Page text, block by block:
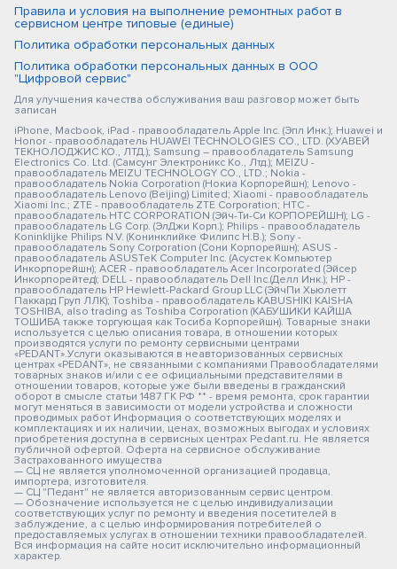
Правила и условия на выполнение ремонтных работ в
сервисном центре типовые (единые)
Политика обработки персональных данных
Политика обработки персональных данных в ООО
"Цифровой сервис"
Для улучшения качества обслуживания ваш разговор может быть
записан
iPhone, Macbook, iPad - правообладатель Apple Inc. (Эпл Инк.); Huawei и
Honor - правообладатель HUAWEI TECHNOLOGIES CO., LTD. (ХУАВЕЙ
ТЕКНОЛОДЖИС КО., ЛТД.); Samsung – правообладатель Samsung
Electronics Co. Ltd. (Самсунг Электроникс Ко., Лтд.); MEIZU -
правообладатель MEIZU TECHNOLOGY CO., LTD.; Nokia -
правообладатель Nokia Corporation (Нокиа Корпорейшн); Lenovo -
правообладатель Lenovo (Beijing) Limited; Xiaomi - правообладатель
Xiaomi Inc.; ZTE - правообладатель ZTE Corporation; HTC -
правообладатель HTC CORPORATION (Эйч-Ти-Си КОРПОРЕЙШН); LG -
правообладатель LG Corp. (ЭлДжи Корп.); Philips - правообладатель
Koninklijke Philips N.V. (Конинклийке Филипс Н.В.); Sony -
правообладатель Sony Corporation (Сони Корпорейшн); ASUS -
правообладатель ASUSTeK Computer Inc. (Асустек Компьютер
Инкорпорейшн); ACER - правообладатель Acer Incorporated (Эйсер
Инкорпорейтед); DELL - правообладатель Dell Inc.(Делл Инк.); HP -
правообладатель HP Hewlett-Packard Group LLC (ЭйчПи Хьюлетт
Паккард Груп ЛЛК); Toshiba - правообладатель KABUSHIKI KAISHA
TOSHIBA, also trading as Toshiba Corporation (КАБУШИКИ КАЙША
ТОШИБА также торгующая как Тосиба Корпорейшн). Товарные знаки
используется с целью описания товара, в отношении которых
производятся услуги по ремонту сервисными центрами
«PEDANT».Услуги оказываются в неавторизованных сервисных
центрах «PEDANT», не связанными с компаниями Правообладателями
товарных знаков и/или с ее официальными представителями в
отношении товаров, которые уже были введены в гражданский
оборот в смысле статьи 1487 ГК РФ ** - время ремонта, срок гарантии
могут меняться в зависимости от модели устройства и сложности
проводимых работ Информация о соответствующих моделях и
комплектациях и их наличии, ценах, возможных выгодах и условиях
приобретения доступна в сервисных центрах Pedant.ru. Не является
публичной офертой. Оферта на сервисное обслуживание
Застрахованного имущества
— СЦ не является уполномоченной организацией продавца,
импортера, изготовителя.
— СЦ "Педант" не является авторизованным сервис центром.
— Обозначение используется не с целью индивидуализации
соответствующих услуг по ремонту и введения посетителей в
заблуждение, а с целью информирования потребителей о
предоставляемых услугах в отношении техники правообладателей.
Вся информация на сайте носит исключительно информационный
характер.